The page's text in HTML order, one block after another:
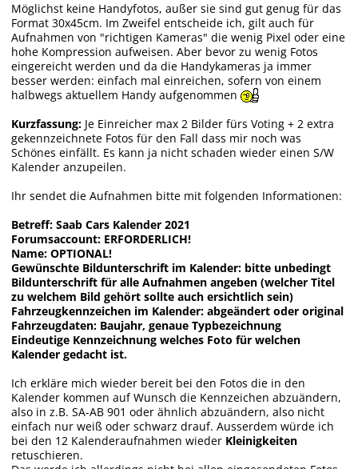
Möglichst keine Handyfotos, außer sie sind gut genug für das
Format 30x45cm. Im Zweifel entscheide ich, gilt auch für
Aufnahmen von "richtigen Kameras" die wenig Pixel oder eine
hohe Kompression aufweisen. Aber bevor zu wenig Fotos
eingereicht werden und da die Handykameras ja immer
besser werden: einfach mal einreichen, sofern von einem
halbwegs aktuellem Handy aufgenommen
Kurzfassung: Je Einreicher max 2 Bilder fürs Voting + 2 extra
gekennzeichnete Fotos für den Fall dass mir noch was
Schönes einfällt. Es kann ja nicht schaden wieder einen S/W
Kalender anzupeilen.
Ihr sendet die Aufnahmen bitte mit folgenden Informationen:
Betreff: Saab Cars Kalender 2021
Forumsaccount: ERFORDERLICH!
Name: OPTIONAL!
Gewünschte Bildunterschrift im Kalender: bitte unbedingt
Bildunterschrift für alle Aufnahmen angeben (welcher Titel
zu welchem Bild gehört sollte auch ersichtlich sein)
Fahrzeugkennzeichen im Kalender: abgeändert oder original
Fahrzeugdaten: Baujahr, genaue Typbezeichnung
Eindeutige Kennzeichnung welches Foto für welchen
Kalender gedacht ist.
Ich erkläre mich wieder bereit bei den Fotos die in den
Kalender kommen auf Wunsch die Kennzeichen abzuändern,
also in z.B. SA-AB 901 oder ähnlich abzuändern, also nicht
einfach nur weiß oder schwarz drauf. Ausserdem würde ich
bei den 12 Kalenderaufnahmen wieder Kleinigkeiten
retuschieren.